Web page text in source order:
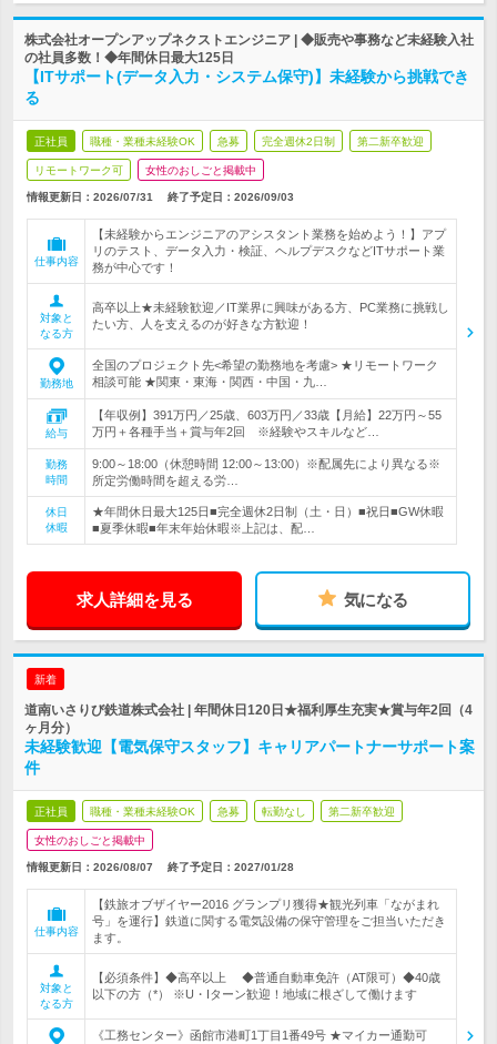
株式会社オープンアップネクストエンジニア | ◆販売や事務など未経験入社
の社員多数！◆年間休日最大125日
【ITサポート(データ入力・システム保守)】未経験から挑戦でき
る
正社員 職種・業種未経験OK 急募 完全週休2日制 第二新卒歓迎
リモートワーク可 女性のおしごと掲載中
情報更新日：2026/07/31 終了予定日： 2026/09/03
仕事内容
【未経験からエンジニアのアシスタント業務を始めよう！】アプ
リのテスト、データ入力・検証、ヘルプデスクなどITサポート業
務が中心です！
対象と
なる方
高卒以上★未経験歓迎／IT業界に興味がある方、PC業務に挑戦し
たい方、人を支えるのが好きな方歓迎！
勤務地
全国のプロジェクト先<希望の勤務地を考慮> ★リモートワーク
相談可能 ★関東・東海・関西・中国・九…
給与
【年収例】391万円／25歳、603万円／33歳【月給】22万円～55
万円＋各種手当＋賞与年2回 ※経験やスキルなど…
勤務
時間
9:00～18:00（休憩時間 12:00～13:00）※配属先により異なる※
所定労働時間を超える労…
休日
休暇
★年間休日最大125日■完全週休2日制（土・日）■祝日■GW休暇
■夏季休暇■年末年始休暇※上記は、配…
求人詳細を見る 気になる
新着
道南いさりび鉄道株式会社 | 年間休日120日★福利厚生充実★賞与年2回（4
ヶ月分）
未経験歓迎【電気保守スタッフ】キャリアパートナーサポート案
件
正社員 職種・業種未経験OK 急募 転勤なし 第二新卒歓迎
女性のおしごと掲載中
情報更新日：2026/08/07 終了予定日： 2027/01/28
仕事内容
【鉄旅オブザイヤー2016 グランプリ獲得★観光列車「ながまれ
号」を運行】鉄道に関する電気設備の保守管理をご担当いただき
ます。
対象と
なる方
【必須条件】◆高卒以上 ◆普通自動車免許（AT限可）◆40歳
以下の方（*） ※U・Iターン歓迎！地域に根ざして働けます
《工務センター》函館市港町1丁目1番49号 ★マイカー通勤可